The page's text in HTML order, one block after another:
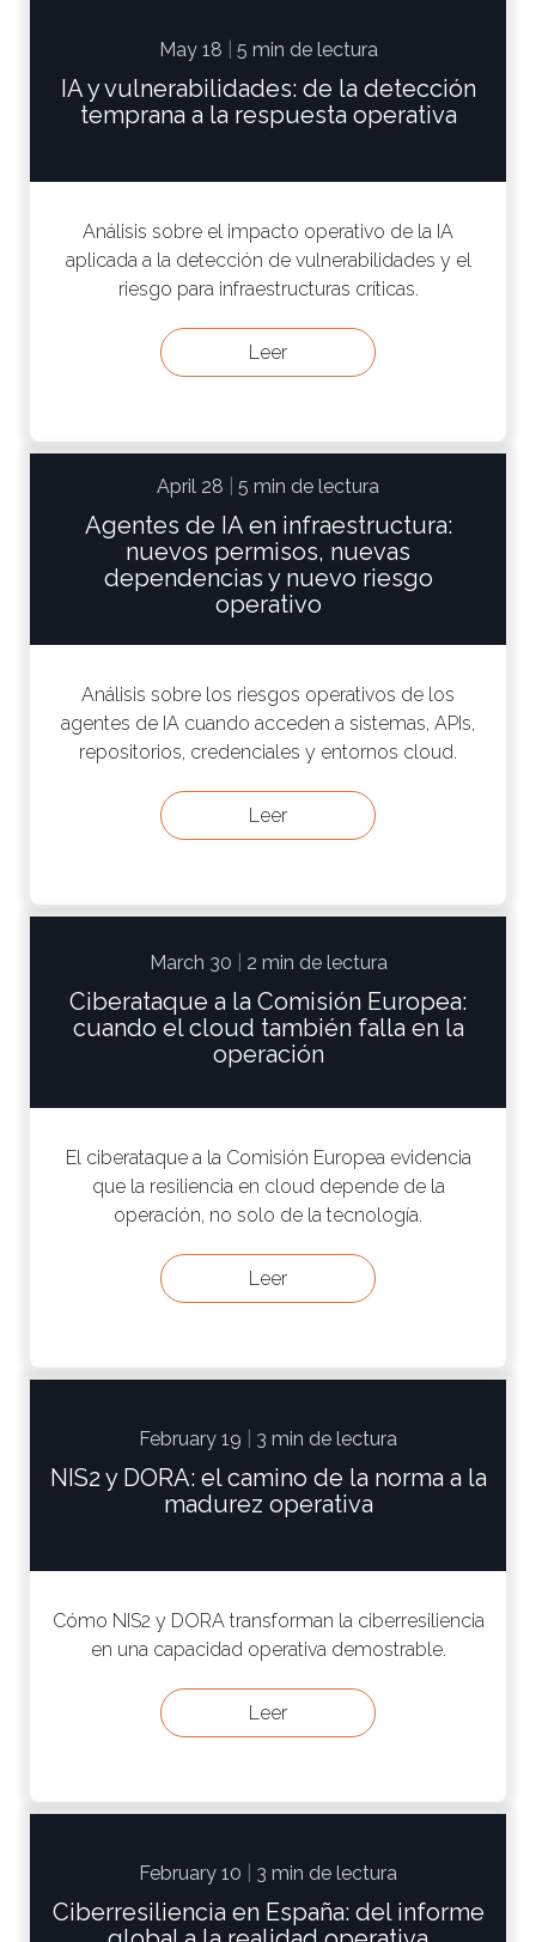
May 18 5 min de lectura
IA y vulnerabilidades: de la detección
temprana a la respuesta operativa
Análisis sobre el impacto operativo de la IA
aplicada a la detección de vulnerabilidades y el
riesgo para infraestructuras críticas.
Leer
April 28 5 min de lectura
Agentes de IA en infraestructura:
nuevos permisos, nuevas
dependencias y nuevo riesgo
operativo
Análisis sobre los riesgos operativos de los
agentes de IA cuando acceden a sistemas, APIs,
repositorios, credenciales y entornos cloud.
Leer
March 30 2 min de lectura
Ciberataque a la Comisión Europea:
cuando el cloud también falla en la
operación
El ciberataque a la Comisión Europea evidencia
que la resiliencia en cloud depende de la
operación, no solo de la tecnología.
Leer
February 19 3 min de lectura
NIS2 y DORA: el camino de la norma a la
madurez operativa
Cómo NIS2 y DORA transforman la ciberresiliencia
en una capacidad operativa demostrable.
Leer
February 10 3 min de lectura
Ciberresiliencia en España: del informe